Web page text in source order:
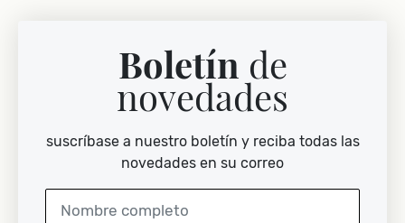
Boletín de
novedades
suscríbase a nuestro boletín y reciba todas las
novedades en su correo